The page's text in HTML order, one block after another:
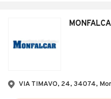
VIA TIMAVO, 24, 34074,